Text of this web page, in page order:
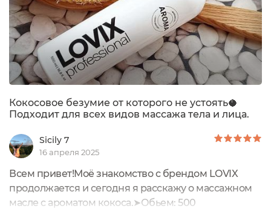
Кокосовое безумие от которого не устоять🥥
Подходит для всех видов массажа тела и лица.
Sicily 7
16 апреля 2025
Всем привет!Моё знакомство с брендом LOVIX
продолжается и сегодня я расскажу о массажном
масле с ароматом кокоса.➤Обьем: 500